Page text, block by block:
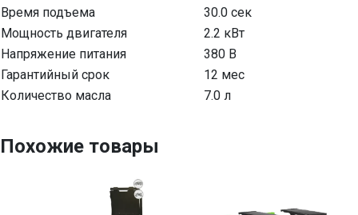
Время подъема
30.0 сек
Мощность двигателя
2.2 кВт
Напряжение питания
380 В
Гарантийный срок
12 мес
Количество масла
7.0 л
Похожие товары